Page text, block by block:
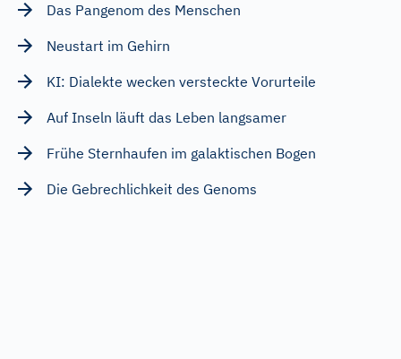
Das Pangenom des Menschen
Neustart im Gehirn
KI: Dialekte wecken versteckte Vorurteile
Auf Inseln läuft das Leben langsamer
Frühe Sternhaufen im galaktischen Bogen
Die Gebrechlichkeit des Genoms